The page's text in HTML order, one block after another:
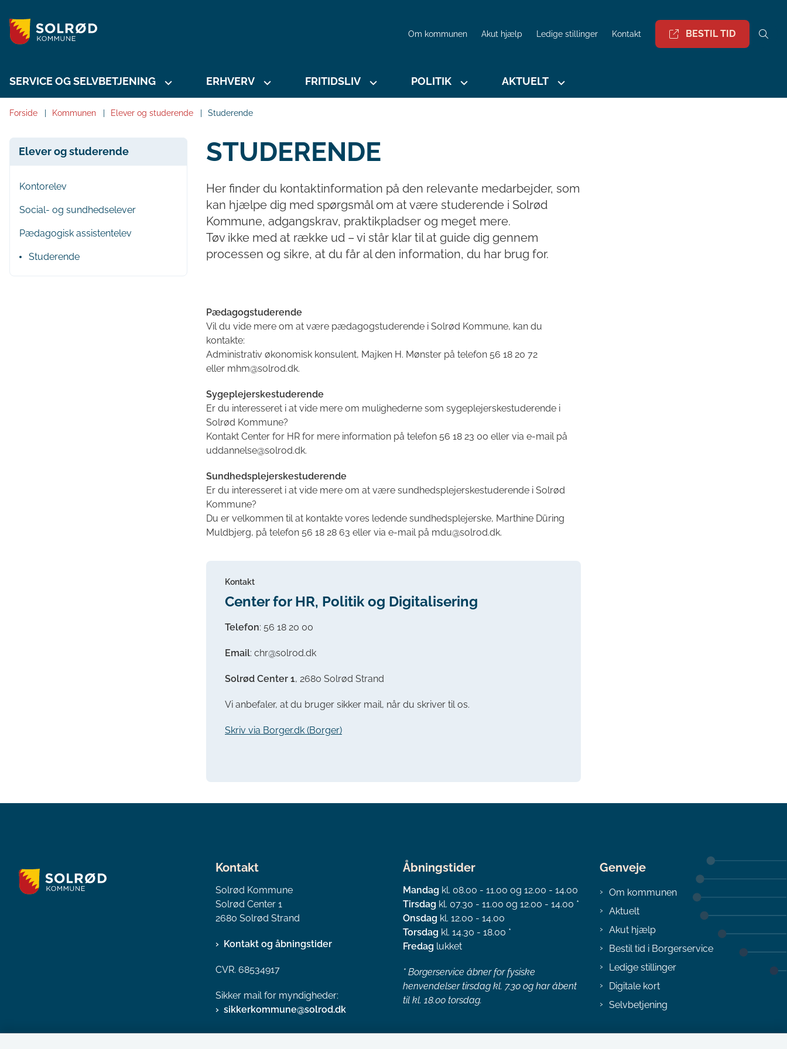
Om kommunen Akut hjælp Ledige stillinger Kontakt BESTIL TID
SERVICE OG SELVBETJENING ERHVERV FRITIDSLIV POLITIK AKTUELT
Forside Kommunen Elever og studerende Studerende
Elever og studerende
Kontorelev
Social- og sundhedselever
Pædagogisk assistentelev
Studerende
STUDERENDE
Her finder du kontaktinformation på den relevante medarbejder, som
kan hjælpe dig med spørgsmål om at være studerende i Solrød
Kommune, adgangskrav, praktikpladser og meget mere.
Tøv ikke med at række ud – vi står klar til at guide dig gennem
processen og sikre, at du får al den information, du har brug for.
Pædagogstuderende
Vil du vide mere om at være pædagogstuderende i Solrød Kommune, kan du
kontakte:
Administrativ økonomisk konsulent, Majken H. Mønster på telefon 56 18 20 72
eller mhm@solrod.dk.
Sygeplejerskestuderende
Er du interesseret i at vide mere om mulighederne som sygeplejerskestuderende i
Solrød Kommune?
Kontakt Center for HR for mere information på telefon 56 18 23 00 eller via e-mail på
uddannelse@solrod.dk.
Sundhedsplejerskestuderende
Er du interesseret i at vide mere om at være sundhedsplejerskestuderende i Solrød
Kommune?
Du er velkommen til at kontakte vores ledende sundhedsplejerske, Marthine Düring
Muldbjerg, på telefon 56 18 28 63 eller via e-mail på mdu@solrod.dk.
Kontakt
Center for HR, Politik og Digitalisering
Telefon: 56 18 20 00
Email: chr@solrod.dk
Solrød Center 1, 2680 Solrød Strand
Vi anbefaler, at du bruger sikker mail, når du skriver til os.
Skriv via Borger.dk (Borger)
Kontakt
Solrød Kommune
Solrød Center 1
2680 Solrød Strand
Kontakt og åbningstider
CVR. 68534917
Sikker mail for myndigheder:
sikkerkommune@solrod.dk
Åbningstider
Mandag kl. 08.00 - 11.00 og 12.00 - 14.00
Tirsdag kl. 07.30 - 11.00 og 12.00 - 14.00 *
Onsdag kl. 12.00 - 14.00
Torsdag kl. 14.30 - 18.00 *
Fredag lukket
* Borgerservice åbner for fysiske
henvendelser tirsdag kl. 7.30 og har åbent
til kl. 18.00 torsdag.
Genveje
Om kommunen
Aktuelt
Akut hjælp
Bestil tid i Borgerservice
Ledige stillinger
Digitale kort
Selvbetjening